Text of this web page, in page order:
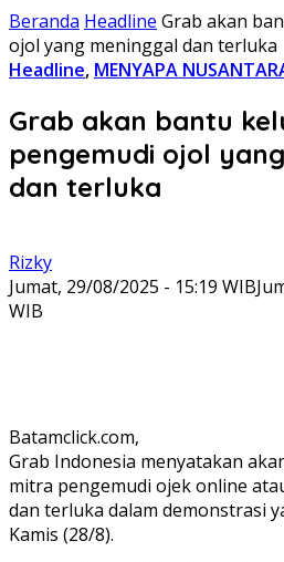
Beranda Headline Grab akan
ojol yang meninggal dan terluka
Headline, MENYAPA
Grab akan bantu
pengemudi ojol
dan terluka
Rizky
Jumat, 29/08/2025 - 15:19 WIB
WIB
Batamclick.com,
Grab Indonesia menyatakan
mitra pengemudi ojek online
dan terluka dalam demonstrasi
Kamis (28/8).